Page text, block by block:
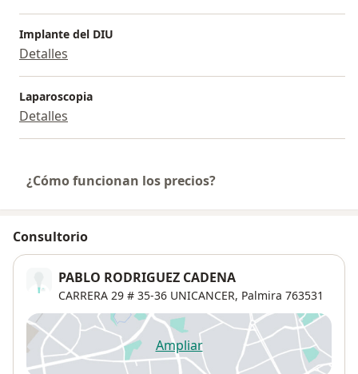
Implante del DIU
Detalles
Laparoscopia
Detalles
¿Cómo funcionan los precios?
Consultorio
PABLO RODRIGUEZ CADENA
CARRERA 29 # 35-36 UNICANCER, Palmira 763531
Ampliarse abre en una nueva